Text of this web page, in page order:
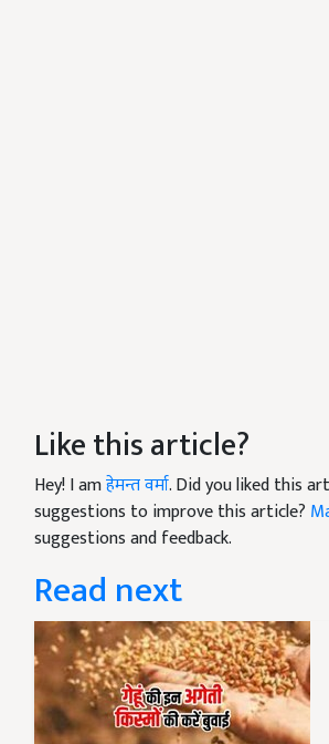
Like this article?
Hey! I amहेमन्त वर्मा. Did you liked this
suggestions to improve this article?
suggestions and feedback.
Read next